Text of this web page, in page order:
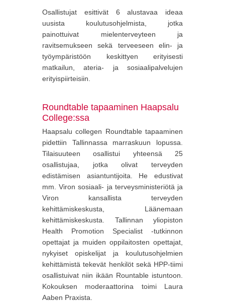
Osallistujat esittivät 6 alustavaa ideaa
uusista koulutusohjelmista, jotka
painottuivat mielenterveyteen ja
ravitsemukseen sekä terveeseen elin- ja
työympäristöön keskittyen erityisesti
matkailun, ateria- ja sosiaalipalvelujen
erityispiirteisiin.
Roundtable tapaaminen Haapsalu
College:ssa
Haapsalu collegen Roundtable tapaaminen
pidettiin Tallinnassa marraskuun lopussa.
Tilaisuuteen osallistui yhteensä 25
osallistujaa, jotka olivat terveyden
edistämisen asiantuntijoita. He edustivat
mm. Viron sosiaali- ja terveysministeriötä ja
Viron kansallista terveyden
kehittämiskeskusta, Läänemaan
kehittämiskeskusta. Tallinnan yliopiston
Health Promotion Specialist -tutkinnon
opettajat ja muiden oppilaitosten opettajat,
nykyiset opiskelijat ja koulutusohjelmien
kehittämistä tekevät henkilöt sekä HPP-tiimi
osallistuivat niin ikään Rountable istuntoon.
Kokouksen moderaattorina toimi Laura
Aaben Praxista.